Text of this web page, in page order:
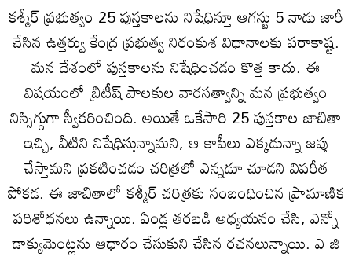
కశ్మీర్‌ ప్రభుత్వం 25 పుస్తకాలను నిషేధిస్తూ ఆగస్టు 5 నాడు జారీ
చేసిన ఉత్తర్వు కేంద్ర ప్రభుత్వ నిరంకుశ విధానాలకు పరాకాష్ట.
మన దేశంలో పుస్తకాలను నిషేధించడం కొత్త కాదు. ఈ
విషయంలో బ్రిటీష్‌ పాలకుల వారసత్వాన్ని మన ప్రభుత్వం
నిస్సిగ్గుగా స్వీకరించింది. అయితే ఒకేసారి 25 పుస్తకాల జాబితా
ఇచ్చి, వీటిని నిషేధిస్తున్నామని, ఆ కాపీలు ఎక్కడున్నా జప్తు
చేస్తామని ప్రకటించడం చరిత్రలో ఎన్నడూ చూడని విపరీత
పోకడ. ఈ జాబితాలో కశ్మీర్‌ చరిత్రకు సంబంధించిన ప్రామాణిక
పరిశోధనలు ఉన్నాయి. ఏండ్ల తరబడి అధ్యయనం చేసి, ఎన్నో
డాక్యుమెంట్లను ఆధారం చేసుకుని చేసిన రచనలున్నాయి. ఎ జి